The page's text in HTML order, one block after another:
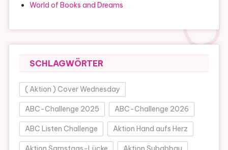
World of Books and Dreams
SCHLAGWÖRTER
( Aktion ) Cover Wednesday
ABC-Challenge 2025 ABC-Challenge 2026
ABC Listen Challenge Aktion Hand aufs Herz